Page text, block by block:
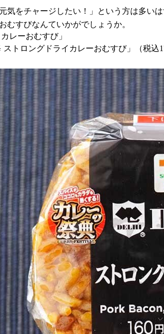
気をチャージしたい！」という方は多
むすびなんていかがでしょうか。
レーおむすび」
トロングドライカレーおむすび」（税込